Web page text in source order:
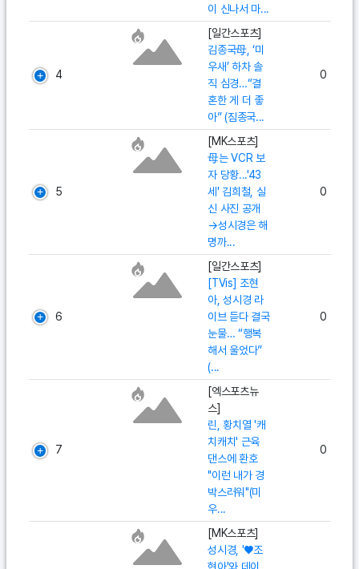
이 신나서 마...
4
[일간스포츠]
김종국母, ‘미
우새’ 하차 솔
직 심경…“결
혼한 게 더 좋
아” (짐종국...
0
5
[MK스포츠]
母는 VCR 보
자 당황...'43
세' 김희철, 실
신 사진 공개
→성시경은 해
명까...
0
6
[일간스포츠]
[TVis] 조현
아, 성시경 라
이브 듣다 결국
눈물… “행복
해서 울었다”
(...
0
7
[엑스포츠뉴
스]
린, 황치열 '캐
치캐치' 근육
댄스에 환호
"이런 내가 경
박스러워"(미
우...
0
[MK스포츠]
성시경, '♥조